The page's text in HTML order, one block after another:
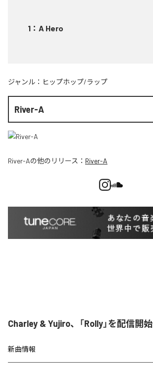
1 ： A Hero
ジャンル： ヒップホップ/ラップ
River-A
River-Aの他のリリース： River-A
Charley & Yujiro、「Rolly」を配信開始
新曲情報